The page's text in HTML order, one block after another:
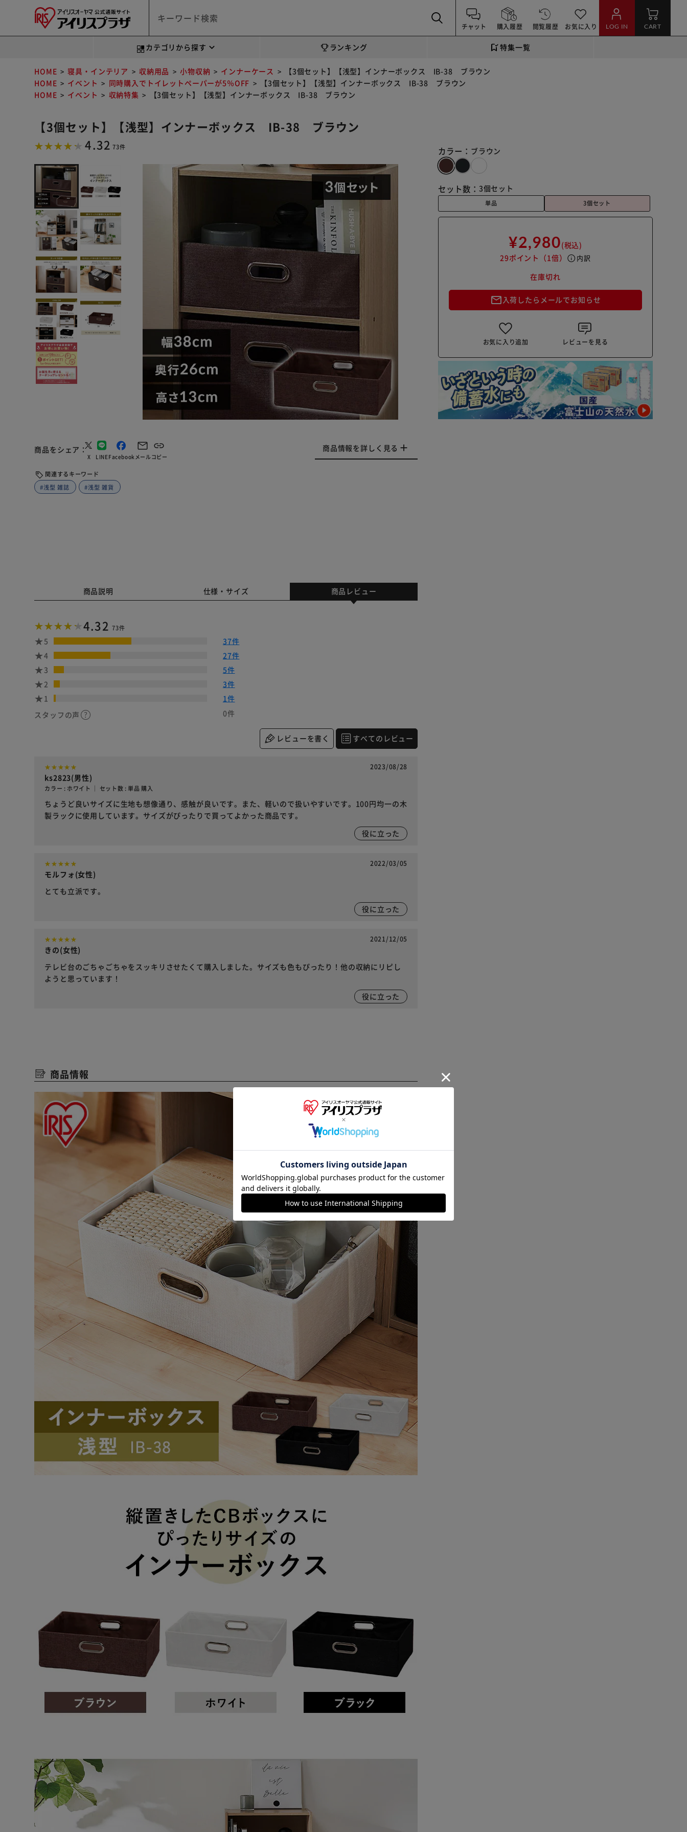
チャット 購入履歴 閲覧履歴 お気に入り LOG IN CART
カテゴリから探す ランキング 特集一覧
HOME 寝具・インテリア 収納用品 小物収納 インナーケース
【3個セット】【浅型】インナーボックス IB-38 ブラウン
HOME
イベント 同時購入でトイレットペーパーが5％OFF
【3個セット】【浅型】インナーボックス IB-38 ブラウン
HOME
イベント 収納特集 【3個セット】【浅型】インナーボックス IB-38 ブラウン
【3個セット】【浅型】インナーボックス IB-38 ブラウン
4.32 73件
商品をシェア
X LINEFacebookメールコピー
商品情報を詳しく見る
関連するキーワード
#浅型 雑誌
#浅型 雑貨
カラー： ブラウン
セット数： 3個セット
単品 3個セット
¥2,980(税込)
29ポイント （1倍） info 内訳
在庫切れ
mail_outline 入荷したらメールでお知らせ
お気に入り追加 レビューを見る
商品説明 仕様・サイズ 商品レビュー
4.32 73件
5
37件
4
27件
3
5件
2
3件
1
1件
スタッフの声
0件
レビューを書く すべてのレビュー
2023/08/28
ks2823(男性)
カラー : ホワイト ｜ セット数 : 単品 購入
ちょうど良いサイズに生地も想像通り、感触が良いです。また、軽いので扱いやすいです。100円均一の木
製ラックに使用しています。サイズがぴったりで買ってよかった商品です。
役に立った
2022/03/05
モルフォ(女性)
とても立派です。
役に立った
2021/12/05
きの(女性)
テレビ台のごちゃごちゃをスッキリさせたくて購入しました。サイズも色もぴったり！他の収納にリピし
ようと思っています！
役に立った
商品情報
※ご確認ください